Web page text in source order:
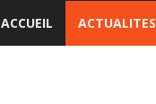
ACCUEIL ACTUALITES